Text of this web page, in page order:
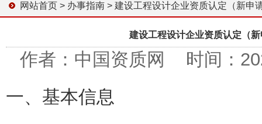
网站首页 > 办事指南 > 建设工程设计企业资质认定（新申请、增项、升级、重新
建设工程设计企业资质认定（
作者：中国资质网 时间：
一、 基本信息